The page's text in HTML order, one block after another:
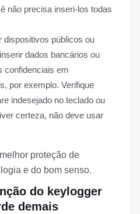
não precisa inseri-los todas
dispositivos públicos ou
dados bancários ou
confidenciais em
por exemplo. Verifique
indesejado no teclado ou
certeza, não deve usar
proteção de
e do bom senso.
do keylogger
demais